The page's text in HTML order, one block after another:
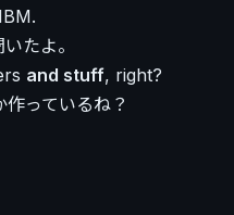
たよ。
and stuff, right?
っているね？